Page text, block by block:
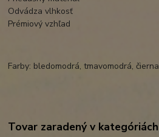
Odvádza vlhkosť
Prémiový vzhľad
Farby: bledomodrá, tmavomodrá, čierna
Tovar zaradený v kategóriách